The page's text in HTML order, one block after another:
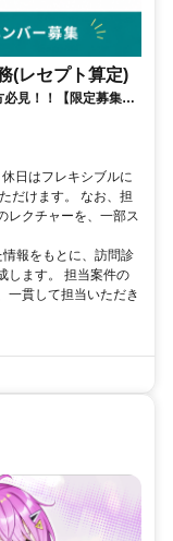
(レセプト算定)
見！！【限定募集】
／業務委託）
日はフレキシブルに
だけます。 なお、担
レクチャーを、一部ス
報をもとに、訪問診
します。 担当案件の
一貫して担当いただき